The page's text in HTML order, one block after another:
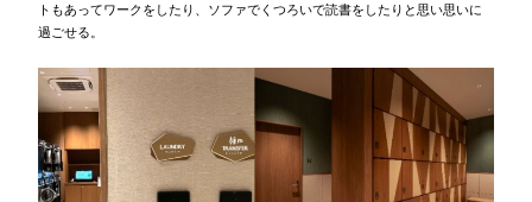
トもあってワークをしたり、ソファでくつろいで読書をしたりと思い思いに
過ごせる。